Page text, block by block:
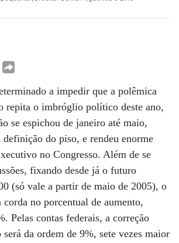
a impedir que a polêmica
repita o imbróglio político deste ano,
se espichou de janeiro até maio,
do piso, e rendeu enorme
no Congresso. Além de se
fixando desde já o futuro
(só vale a partir de maio de 2005), o
corda no porcentual de aumento,
Pelas contas federais, a correção
da ordem de 9%, sete vezes maior